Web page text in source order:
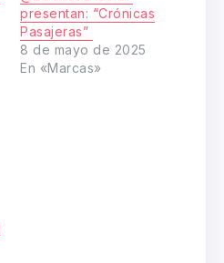
presentan: “Crónicas
Pasajeras”
8 de mayo de 2025
En «Marcas»